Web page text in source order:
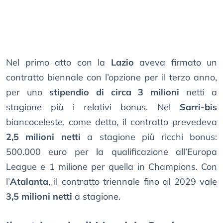
Nel primo atto con la Lazio aveva firmato un
contratto biennale con l’opzione per il terzo anno,
per uno stipendio di circa 3 milioni netti a
stagione più i relativi bonus. Nel Sarri-bis
biancoceleste, come detto, il contratto prevedeva
2,5 milioni netti a stagione più ricchi bonus:
500.000 euro per la qualificazione all’Europa
League e 1 milione per quella in Champions. Con
l’Atalanta, il contratto triennale fino al 2029 vale
3,5 milioni netti a stagione.